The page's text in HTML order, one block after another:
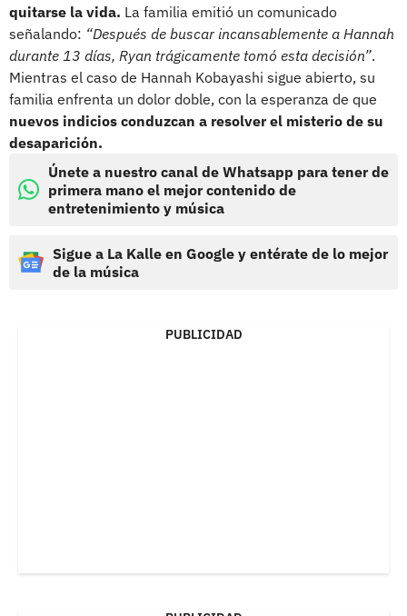
quitarse la vida. La familia emitió un comunicado
señalando: “Después de buscar incansablemente a Hannah
durante 13 días, Ryan trágicamente tomó esta decisión”.
Mientras el caso de Hannah Kobayashi sigue abierto, su
familia enfrenta un dolor doble, con la esperanza de que
nuevos indicios conduzcan a resolver el misterio de su
desaparición.
Únete a nuestro canal de Whatsapp para tener de
primera mano el mejor contenido de
entretenimiento y música
Sigue a La Kalle en Google y entérate de lo mejor
de la música
PUBLICIDAD